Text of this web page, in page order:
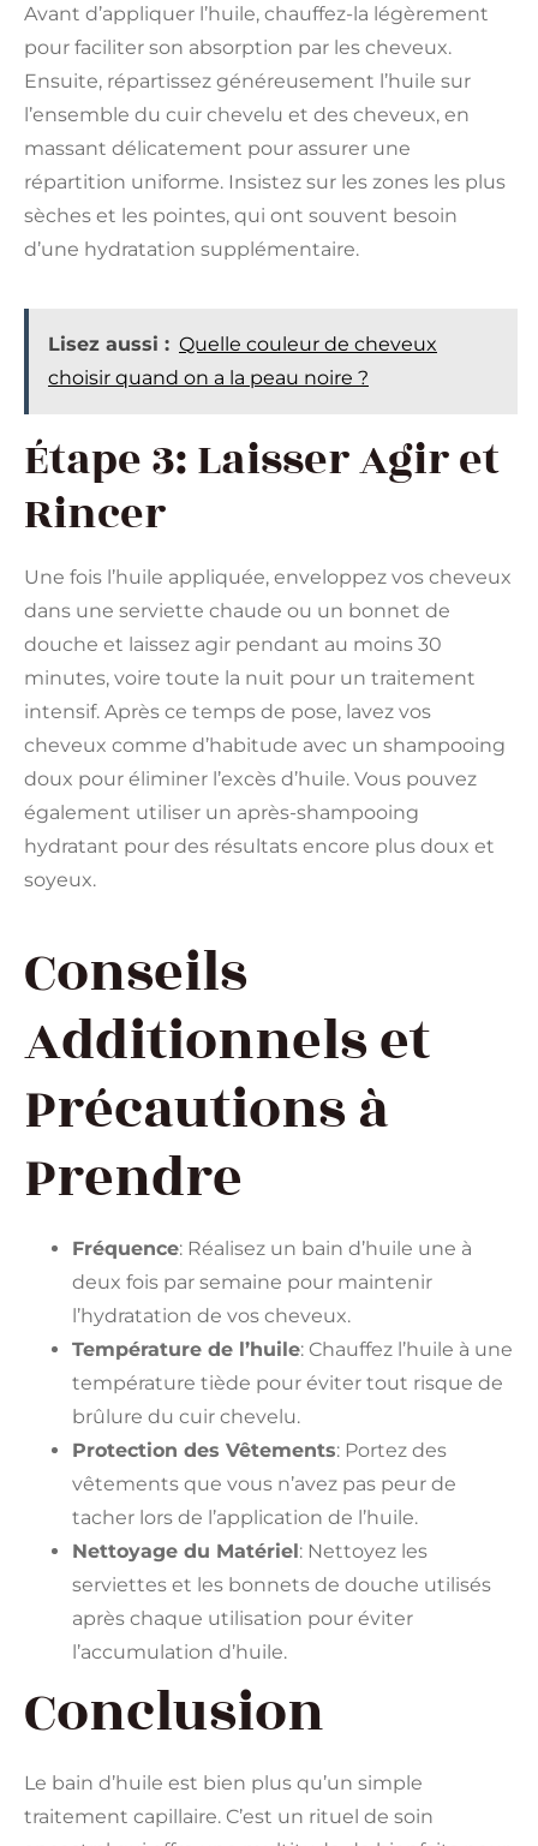
Avant d’appliquer l’huile, chauffez-la légèrement
pour faciliter son absorption par les cheveux.
Ensuite, répartissez généreusement l’huile sur
l’ensemble du cuir chevelu et des cheveux, en
massant délicatement pour assurer une
répartition uniforme. Insistez sur les zones les plus
sèches et les pointes, qui ont souvent besoin
d’une hydratation supplémentaire.
Lisez aussi : Quelle couleur de cheveux
choisir quand on a la peau noire ?
Étape 3: Laisser Agir et
Rincer
Une fois l’huile appliquée, enveloppez vos cheveux
dans une serviette chaude ou un bonnet de
douche et laissez agir pendant au moins 30
minutes, voire toute la nuit pour un traitement
intensif. Après ce temps de pose, lavez vos
cheveux comme d’habitude avec un shampooing
doux pour éliminer l’excès d’huile. Vous pouvez
également utiliser un après-shampooing
hydratant pour des résultats encore plus doux et
soyeux.
Conseils
Additionnels et
Précautions à
Prendre
Fréquence: Réalisez un bain d’huile une à
deux fois par semaine pour maintenir
l’hydratation de vos cheveux.
Température de l’huile: Chauffez l’huile à une
température tiède pour éviter tout risque de
brûlure du cuir chevelu.
Protection des Vêtements: Portez des
vêtements que vous n’avez pas peur de
tacher lors de l’application de l’huile.
Nettoyage du Matériel: Nettoyez les
serviettes et les bonnets de douche utilisés
après chaque utilisation pour éviter
l’accumulation d’huile.
Conclusion
Le bain d’huile est bien plus qu’un simple
traitement capillaire. C’est un rituel de soin